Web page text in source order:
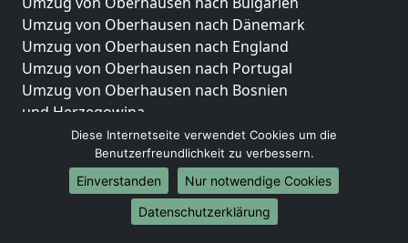
Umzug von Oberhausen nach Dänemark
Umzug von Oberhausen nach England
Umzug von Oberhausen nach Portugal
Umzug von Oberhausen nach Bosnien
und Herzegowina
Umzug von Oberhausen nach Irland
Umzug von Oberhausen nach Lettland
Umzug von Oberhausen nach Zypern
Umzug von Oberhausen nach Kroatien
Umzug von Oberhausen nach Estland
Diese Internetseite verwendet Cookies um die
Benutzerfreundlichkeit zu verbessern.
Einverstanden
Nur notwendige Cookies
Datenschutzerklärung